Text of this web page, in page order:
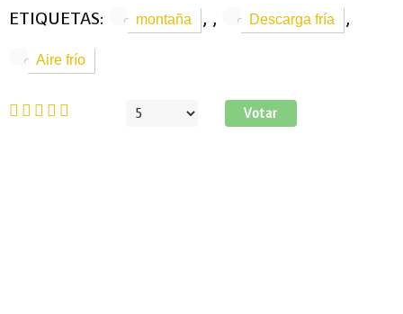
ETIQUETAS: montaña , , Descarga fría ,
Aire frío
Ratio: 5
Por